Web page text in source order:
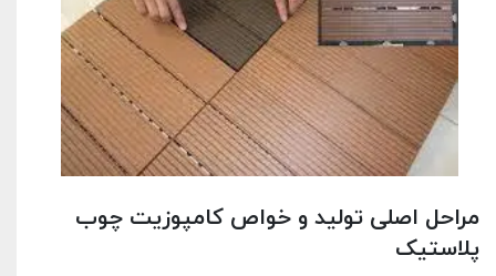
مراحل اصلی تولید و خواص کامپوزیت چوب
پلاستیک